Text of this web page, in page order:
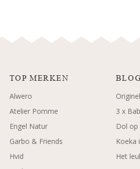
TOP MERKEN
Alwero
Atelier Pomme
Engel Natur
Garbo & Friends
Hvid
3 x
Dol op
Koeka
Het